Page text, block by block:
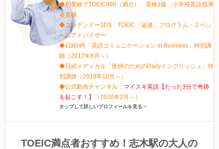
◆初受験でTOEIC990（満点）、英検1級、小学校英語指導
者資格
◆ニンテンドー3DS TOEIC「超速」プログラム・スペシ
ャルアドバイザー
◆日経HR「英語コミュニケーション in Business」特別講
師（2017年8月～）
◆日経メディカル「医師のためのDailyイングリッシュ」特
別講師（2019年10月～）
◆公式動画チャンネル： マイスキ英語【たった3分で奇跡
を起こす！】
（2020年2月～）
タップして詳しいプロフィールを見る
TOEIC満点者おすすめ！志木駅の大人の